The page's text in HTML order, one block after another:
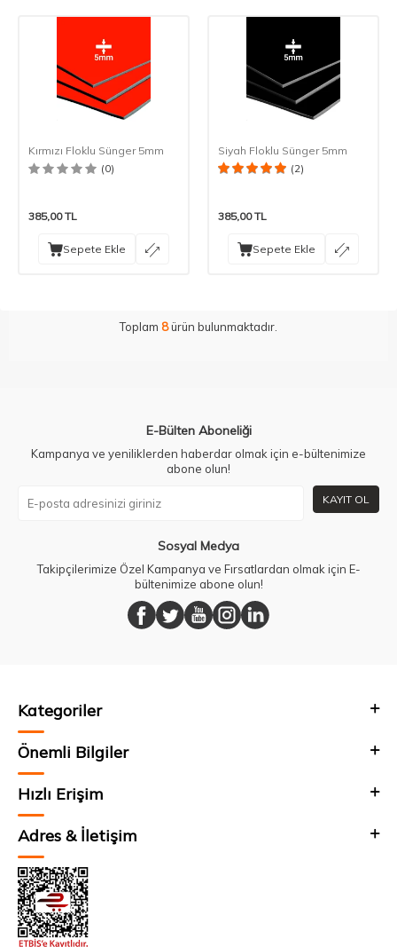
Kırmızı Floklu Sünger 5mm
(0)
385,00TL
Sepete Ekle
Siyah Floklu Sünger 5mm
(2)
385,00TL
Sepete Ekle
Toplam 8ürün bulunmaktadır.
E-Bülten Aboneliği
Kampanya ve yeniliklerden haberdar olmak için e-bültenimize
abone olun!
KAYIT OL
Sosyal Medya
Takipçilerimize Özel Kampanya ve Fırsatlardan olmak için E-
bültenimize abone olun!
Kategoriler
Önemli Bilgiler
Hızlı Erişim
Adres & İletişim